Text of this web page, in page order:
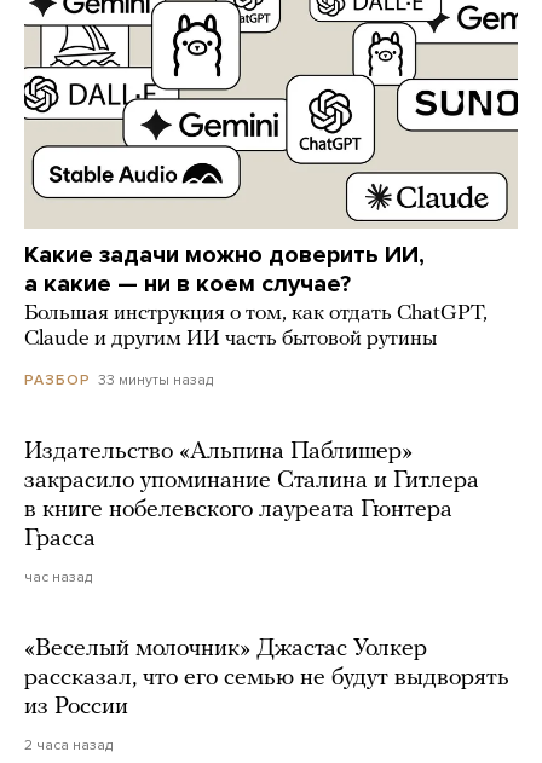
Какие задачи можно доверить ИИ,
а какие — ни в коем случае?
Большая инструкция о том, как отдать ChatGPT,
Claude и другим ИИ часть бытовой рутины
РАЗБОР 33 минуты назад
Издательство «Альпина Паблишер»
закрасило упоминание Сталина и Гитлера
в книге нобелевского лауреата Гюнтера
Грасса
час назад
«Веселый молочник» Джастас Уолкер
рассказал, что его семью не будут выдворять
из России
2 часа назад